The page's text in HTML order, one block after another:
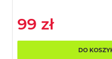
M
a
c
99 zł
DO